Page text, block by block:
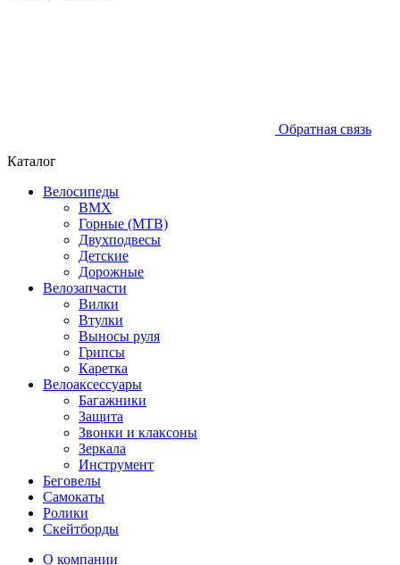
Обратная связь
Каталог
Велосипеды
BMX
Горные (MTB)
Двухподвесы
Детские
Дорожные
Велозапчасти
Вилки
Втулки
Выносы руля
Грипсы
Каретка
Велоаксессуары
Багажники
Защита
Звонки и клаксоны
Зеркала
Инструмент
Беговелы
Самокаты
Ролики
Скейтборды
О компании